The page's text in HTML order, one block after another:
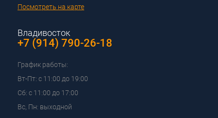
Посмотреть на карте
Владивосток
+7 (914) 790-26-18
График работы:
Вт-Пт: с 11:00 до 19:00
Сб: с 11:00 до 17:00
Вс, Пн: выходной